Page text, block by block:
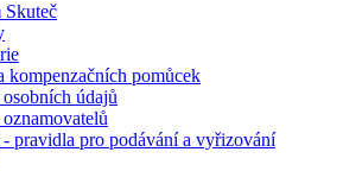
Skuteč
kompenzačních pomůcek
údajů
- pravidla pro podávání a vyřizování